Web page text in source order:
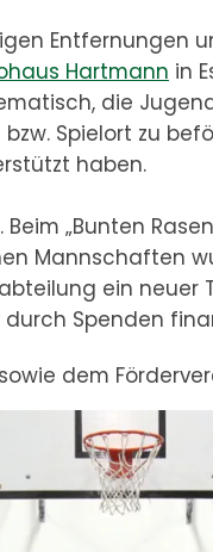
Entfernungen
Hartmann in
die
Spielort zu
haben.
„Bunten
Mannschaften
ein neuer
Spenden
dem